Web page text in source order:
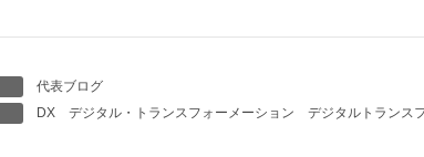
代表ブログ
DX デジタル・トランスフォーメーション デジタルトランス